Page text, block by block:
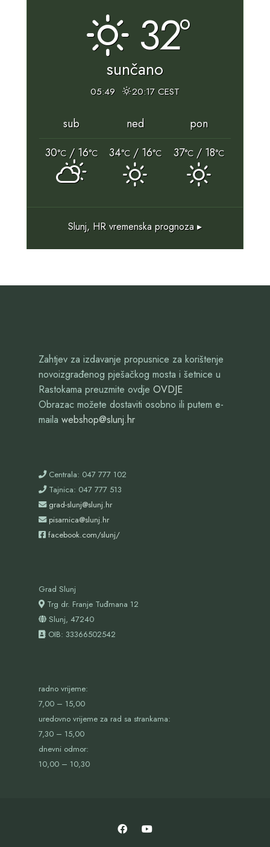
32°
sunčano
05:49 20:17 CEST
sub ned
pon
30°C/ 16°C 34°C/ 16°C 37°C / 18°C
Slunj, HRvremenska prognoza ▸
Zahtjev za izdavanje propusnice za korištenje
novoizgrađenog pješačkog mosta i šetnice u
Rastokama preuzmite ovdje OVDJE
Obrazac možete dostaviti osobno ili putem e-
maila webshop@slunj.hr
Centrala: 047 777 102
Tajnica: 047 777 513
grad-slunj@slunj.hr
pisarnica@slunj.hr
facebook.com/slunj/
Grad Slunj
Trg dr. Franje Tuđmana 12
Slunj, 47240
OIB: 33366502542
radno vrijeme:
7,00 – 15,00
uredovno vrijeme za rad sa strankama:
7,30 – 15,00
dnevni odmor:
10,00 – 10,30